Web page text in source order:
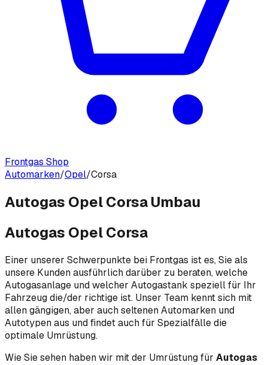
Frontgas Shop
Automarken/Opel/Corsa
Autogas Opel Corsa Umbau
Autogas Opel Corsa
Einer unserer Schwerpunkte bei Frontgas ist es, Sie als
unsere Kunden ausführlich darüber zu beraten, welche
Autogasanlage und welcher Autogastank speziell für Ihr
Fahrzeug die/der richtige ist. Unser Team kennt sich mit
allen gängigen, aber auch seltenen Automarken und
Autotypen aus und findet auch für Spezialfälle die
optimale Umrüstung.
Wie Sie sehen haben wir mit der Umrüstung für Autogas